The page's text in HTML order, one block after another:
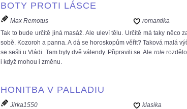
BOTY PROTI LÁSCE
Max Remotus romantika
Tak to bude určitě jiná masáž. Ale uleví tělu. Určitě má taky něco
sobě. Kozoroh a panna. A dá se horoskopům věřit? Taková malá
se sešli u Vládi. Tam byly dvě válendy. Připravili se. Ale role
i když mohou i změnu.
HONITBA V PALLADIU
Jirka1550 klasika